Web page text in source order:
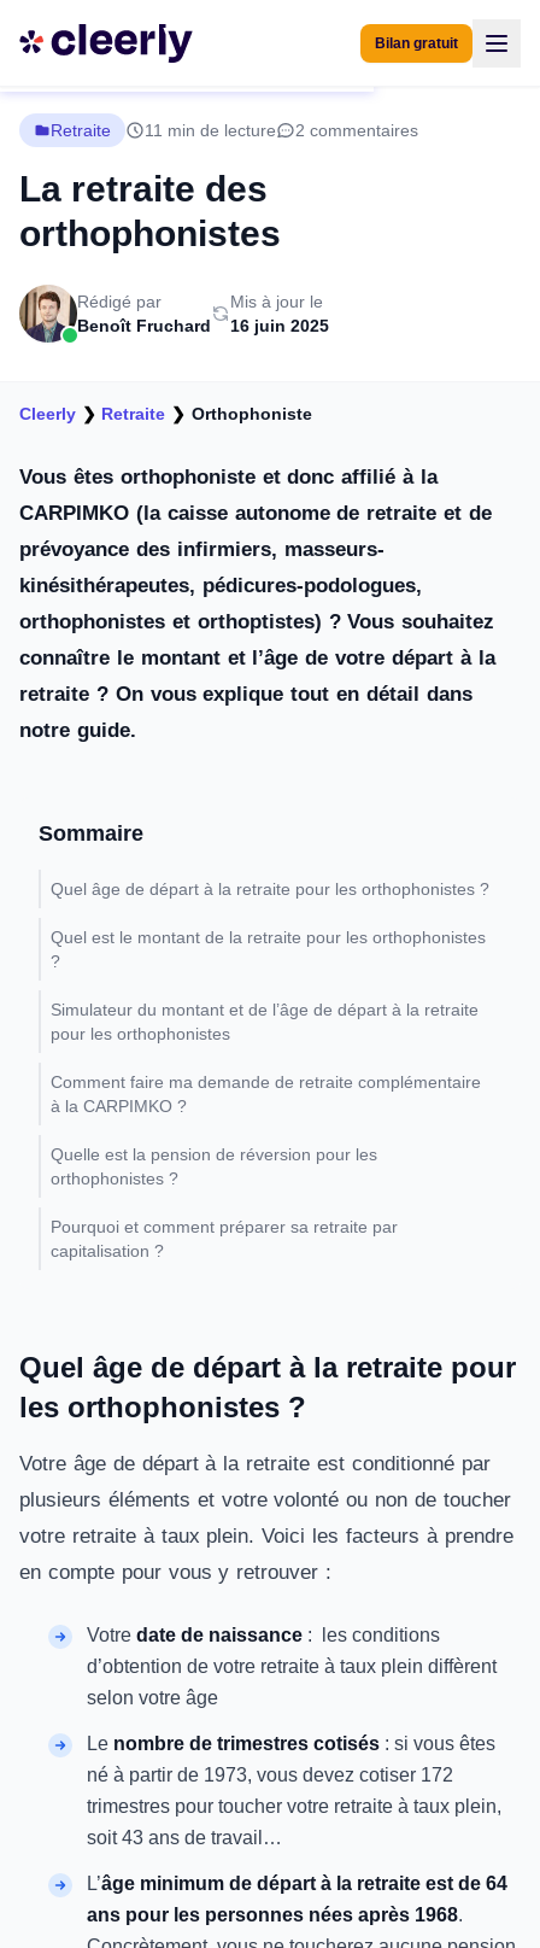
Bilan gratuit
Retraite 11 min de lecture 2 commentaires
La retraite des
orthophonistes
Rédigé par
Benoît Fruchard
Mis à jour le
16 juin 2025
Cleerly ❯ Retraite ❯ Orthophoniste
Vous êtes orthophoniste et donc affilié à la
CARPIMKO (la caisse autonome de retraite et de
prévoyance des infirmiers, masseurs-
kinésithérapeutes, pédicures-podologues,
orthophonistes et orthoptistes) ? Vous souhaitez
connaître le montant et l’âge de votre départ à la
retraite ? On vous explique tout en détail dans
notre guide.
Sommaire
Quel âge de départ à la retraite pour les orthophonistes ?
Quel est le montant de la retraite pour les orthophonistes
?
Simulateur du montant et de l’âge de départ à la retraite
pour les orthophonistes
Comment faire ma demande de retraite complémentaire
à la CARPIMKO ?
Quelle est la pension de réversion pour les
orthophonistes ?
Pourquoi et comment préparer sa retraite par
capitalisation ?
Quel âge de départ à la retraite pour
les orthophonistes ?
Votre âge de départ à la retraite est conditionné par
plusieurs éléments et votre volonté ou non de toucher
votre retraite à taux plein. Voici les facteurs à prendre
en compte pour vous y retrouver :
Votre date de naissance : les conditions
d’obtention de votre retraite à taux plein diffèrent
selon votre âge
Le nombre de trimestres cotisés : si vous êtes
né à partir de 1973, vous devez cotiser 172
trimestres pour toucher votre retraite à taux plein,
soit 43 ans de travail…
L’âge minimum de départ à la retraite est de 64
ans pour les personnes nées après 1968.